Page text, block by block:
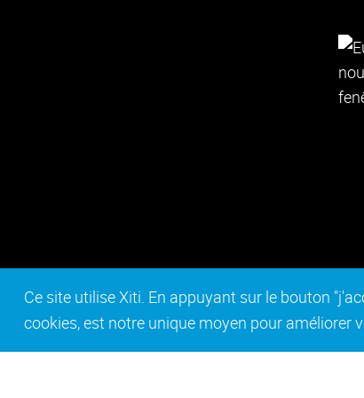
Ce site utilise Xiti. En appuyant sur le bouton
cookies, est notre unique moyen pour améliorer
Contact Mentions légales